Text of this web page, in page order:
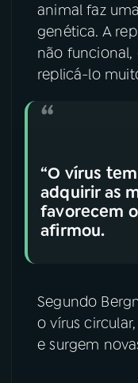
TikTok
animal faz
genética. A
não funcional,
replicá-lo
“O vírus
adquirir as
favorecem
afirmou.
Segundo
o vírus
e surgem